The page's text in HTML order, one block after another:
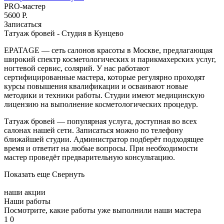
м. Молодёжная м. Бульвар Дмитрия Донского
аллея м. Строгино
Записаться
Парикмахерский зал
Восстановление волос
Свадебный образ
Стрижки
Стрижки на длинные волосы
Стрижки на средние волосы
Стрижки на короткие волосы
Стрижка горячими ножницами
Укладки и прически
(карвинг)
PRO-мастер
5600 Р.
Записаться
Татуаж бровей - Студия в Кунцево
EPATAGE — сеть салонов красоты в Москве, предлагающая
широкий спектр косметологических и парикмахерских услуг,
ногтевой сервис, солярий. У нас работают
сертифицированные мастера, которые регулярно проходят
курсы повышения квалификации и осваивают новые
методики и техники работы. Студии имеют медицинскую
лицензию на выполнение косметологических процедур.
Татуаж бровей — популярная услуга, доступная во всех
салонах нашей сети. Записаться можно по телефону
ближайшей студии. Администратор подберёт подходящее
время и ответит на любые вопросы. При необходимости
мастер проведёт предварительную консультацию.
Показать еще Свернуть
наши акции
Наши работы
Посмотрите, какие работы уже выполнили наши мастера
1 0